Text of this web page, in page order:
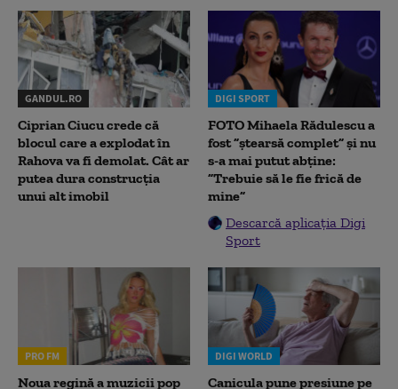
GANDUL.RO
Ciprian Ciucu crede că
blocul care a explodat în
Rahova va fi demolat. Cât ar
putea dura construcția
unui alt imobil
DIGI SPORT
FOTO Mihaela Rădulescu a
fost ”ștearsă complet” și nu
s-a mai putut abține:
”Trebuie să le fie frică de
mine”
Descarcă aplicația Digi
Sport
PRO FM
Noua regină a muzicii pop
DIGI WORLD
Canicula pune presiune pe